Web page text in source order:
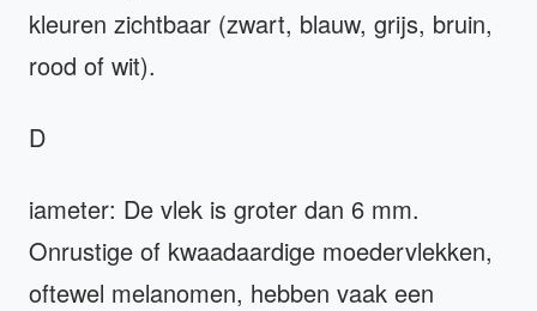
kleuren zichtbaar (zwart, blauw, grijs, bruin,
rood of wit).
D
iameter: De vlek is groter dan 6 mm.
Onrustige of kwaadaardige moedervlekken,
oftewel melanomen, hebben vaak een